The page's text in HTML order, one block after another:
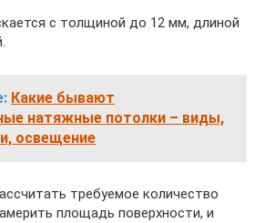
с толщиной до 12 мм, длиной
Какие бывают
натяжные потолки – виды,
освещение
требуемое количество
площадь поверхности, и